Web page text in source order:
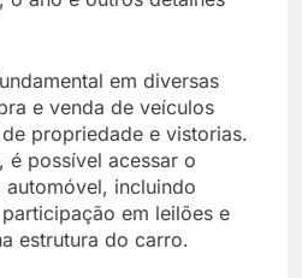
em diversas
e venda de veículos
propriedade e vistorias.
é possível acessar o
incluindo
em leilões e
estrutura do carro.